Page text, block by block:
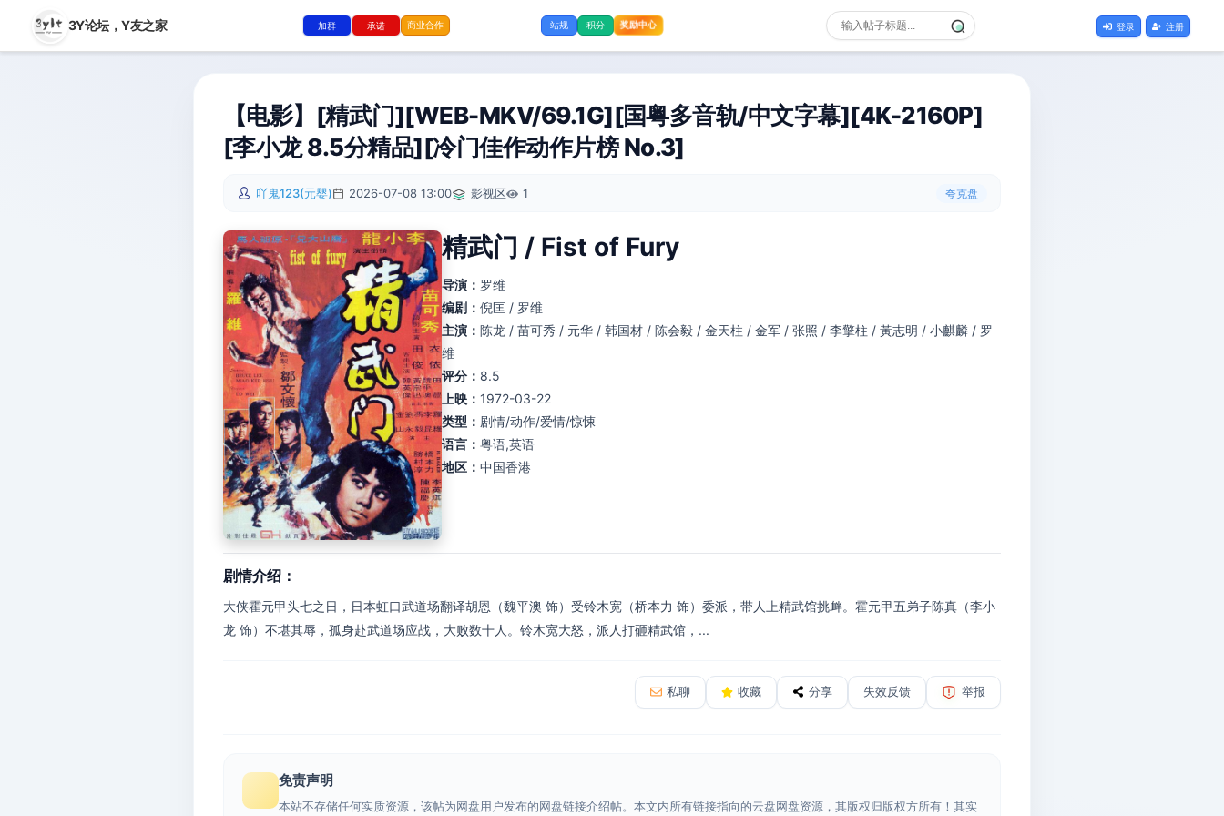
3Y论坛，Y友之家 加群 承诺 商业合作 站规 积分 奖励中心 登录 注册
【电影】[精武门][WEB-MKV/69.1G][国粤多音轨/中文字幕][4K-2160P]
[李小龙 8.5分精品][冷门佳作动作片榜 No.3]
吖鬼123(元婴) 2026-07-08 13:00 影视区 1 夸克盘
精武门 / Fist of Fury
导演： 罗维
编剧： 倪匡 / 罗维
主演： 陈龙 / 苗可秀 / 元华 / 韩国材 / 陈会毅 / 金天柱 / 金军 / 张照 / 李擎柱 / 黃志明 / 小麒麟 / 罗
维
评分： 8.5
上映： 1972-03-22
类型： 剧情/动作/爱情/惊悚
语言： 粤语,英语
地区： 中国香港
剧情介绍：
大侠霍元甲头七之日，日本虹口武道场翻译胡恩（魏平澳 饰）受铃木宽（桥本力 饰）委派，带人上精武馆挑衅。霍元甲五弟子陈真（李小
龙 饰）不堪其辱，孤身赴武道场应战，大败数十人。铃木宽大怒，派人打砸精武馆，...
私聊 收藏 分享 失效反馈 举报
免责声明
本站不存储任何实质资源，该帖为网盘用户发布的网盘链接介绍帖。本文内所有链接指向的云盘网盘资源，其版权归版权方所有！其实